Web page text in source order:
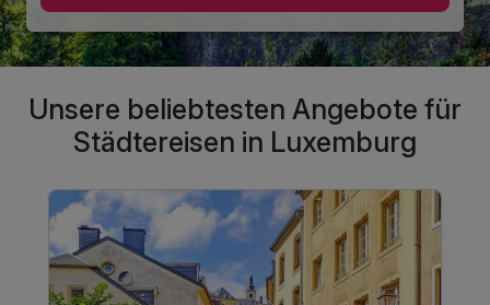
Unsere beliebtesten Angebote für
Städtereisen in Luxemburg